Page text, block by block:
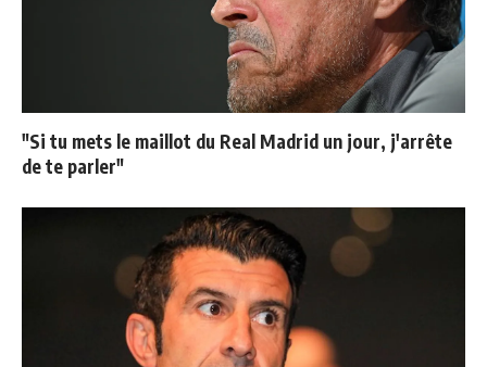
"Si tu mets le maillot du Real Madrid un jour, j'arrête
de te parler"